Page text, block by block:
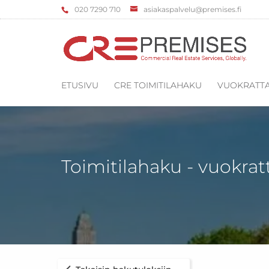
‌020 7290 710 asiakaspalvelu@premises.fi
ETUSIVU CRE TOIMITILAHAKU
Toimitilahaku -